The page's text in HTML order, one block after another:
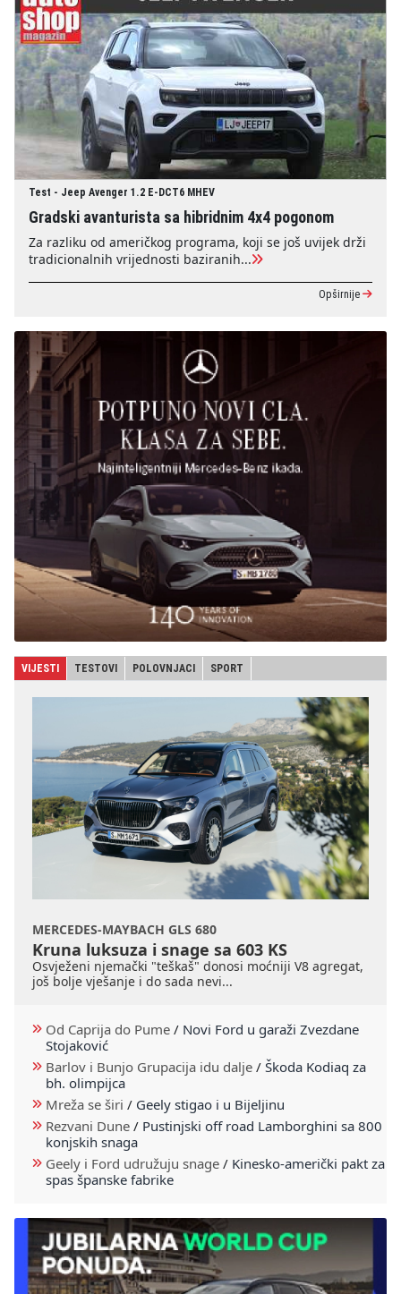
Test - Jeep Avenger 1.2 E-DCT6 MHEV
Gradski avanturista sa hibridnim 4x4 pogonom
Za razliku od američkog programa, koji se još uvijek drži
tradicionalnih vrijednosti baziranih...
Opširnije
VIJESTI TESTOVI POLOVNJACI SPORT
MERCEDES-MAYBACH GLS 680
Kruna luksuza i snage sa 603 KS
Osvježeni njemački "teškaš" donosi moćniji V8 agregat,
još bolje vješanje i do sada nevi...
Od Caprija do Pume / Novi Ford u garaži Zvezdane
Stojaković
Barlov i Bunjo Grupacija idu dalje / Škoda Kodiaq za
bh. olimpijca
Mreža se širi / Geely stigao i u Bijeljinu
Rezvani Dune / Pustinjski off road Lamborghini sa 800
konjskih snaga
Geely i Ford udružuju snage / Kinesko-američki pakt za
spas španske fabrike